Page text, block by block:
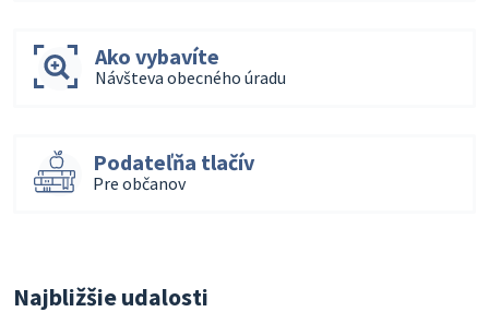
Ako vybavíte
Návšteva obecného úradu
Podateľňa tlačív
Pre občanov
Najbližšie udalosti